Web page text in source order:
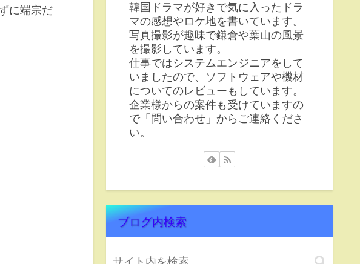
に端宗だ
韓国ドラマが好きで気に入ったドラ
マの感想やロケ地を書いています。
写真撮影が趣味で鎌倉や葉山の風景
を撮影しています。
仕事ではシステムエンジニアをして
いましたので、ソフトウェアや機材
についてのレビューもしています。
企業様からの案件も受けていますの
で「問い合わせ」からご連絡くださ
い。
ブログ内検索